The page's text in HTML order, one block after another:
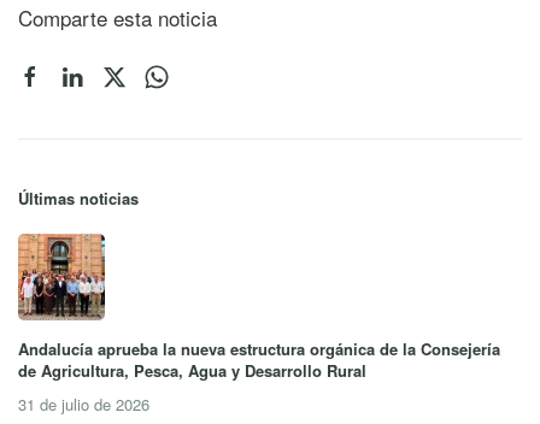
Comparte esta noticia
Últimas noticias
Andalucía aprueba la nueva estructura orgánica de la Consejería
de Agricultura, Pesca, Agua y Desarrollo Rural
31 de julio de 2026